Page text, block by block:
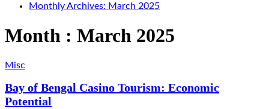
Monthly Archives: March 2025
Month : March 2025
Misc
Bay of Bengal Casino Tourism: Economic
Potential